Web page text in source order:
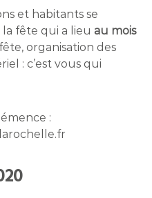
et habitants se
fête qui a lieu au mois
organisation des
: c’est vous qui
: